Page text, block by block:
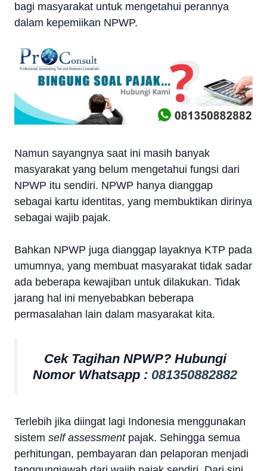
bagi masyarakat untuk mengetahui perannya
dalam kepemiikan NPWP.
Namun sayangnya saat ini masih banyak
masyarakat yang belum mengetahui fungsi dari
NPWP itu sendiri. NPWP hanya dianggap
sebagai kartu identitas, yang membuktikan dirinya
sebagai wajib pajak.
Bahkan NPWP juga dianggap layaknya KTP pada
umumnya, yang membuat masyarakat tidak sadar
ada beberapa kewajiban untuk dilakukan. Tidak
jarang hal ini menyebabkan beberapa
permasalahan lain dalam masyarakat kita.
Cek Tagihan NPWP? Hubungi
Nomor Whatsapp : 081350882882
Terlebih jika diingat lagi Indonesia menggunakan
sistem self assessmentpajak. Sehingga semua
perhitungan, pembayaran dan pelaporan menjadi